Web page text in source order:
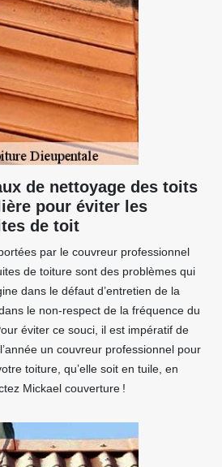
de nettoyage des toits
pour éviter les
de toit
par le couvreur professionnel
de toiture sont des problèmes qui
dans le défaut d’entretien de la
le non-respect de la fréquence du
éviter ce souci, il est impératif de
un couvreur professionnel pour
toiture, qu’elle soit en tuile, en
Mickael couverture !